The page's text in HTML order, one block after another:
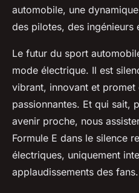
automobile, une
des pilotes, des ingénieurs
Le futur du sport
mode électrique. Il est
vibrant, innovant et
passionnantes. Et qui sait,
avenir proche, nous
Formule E dans le silence
électriques, uniquement
applaudissements des fans.